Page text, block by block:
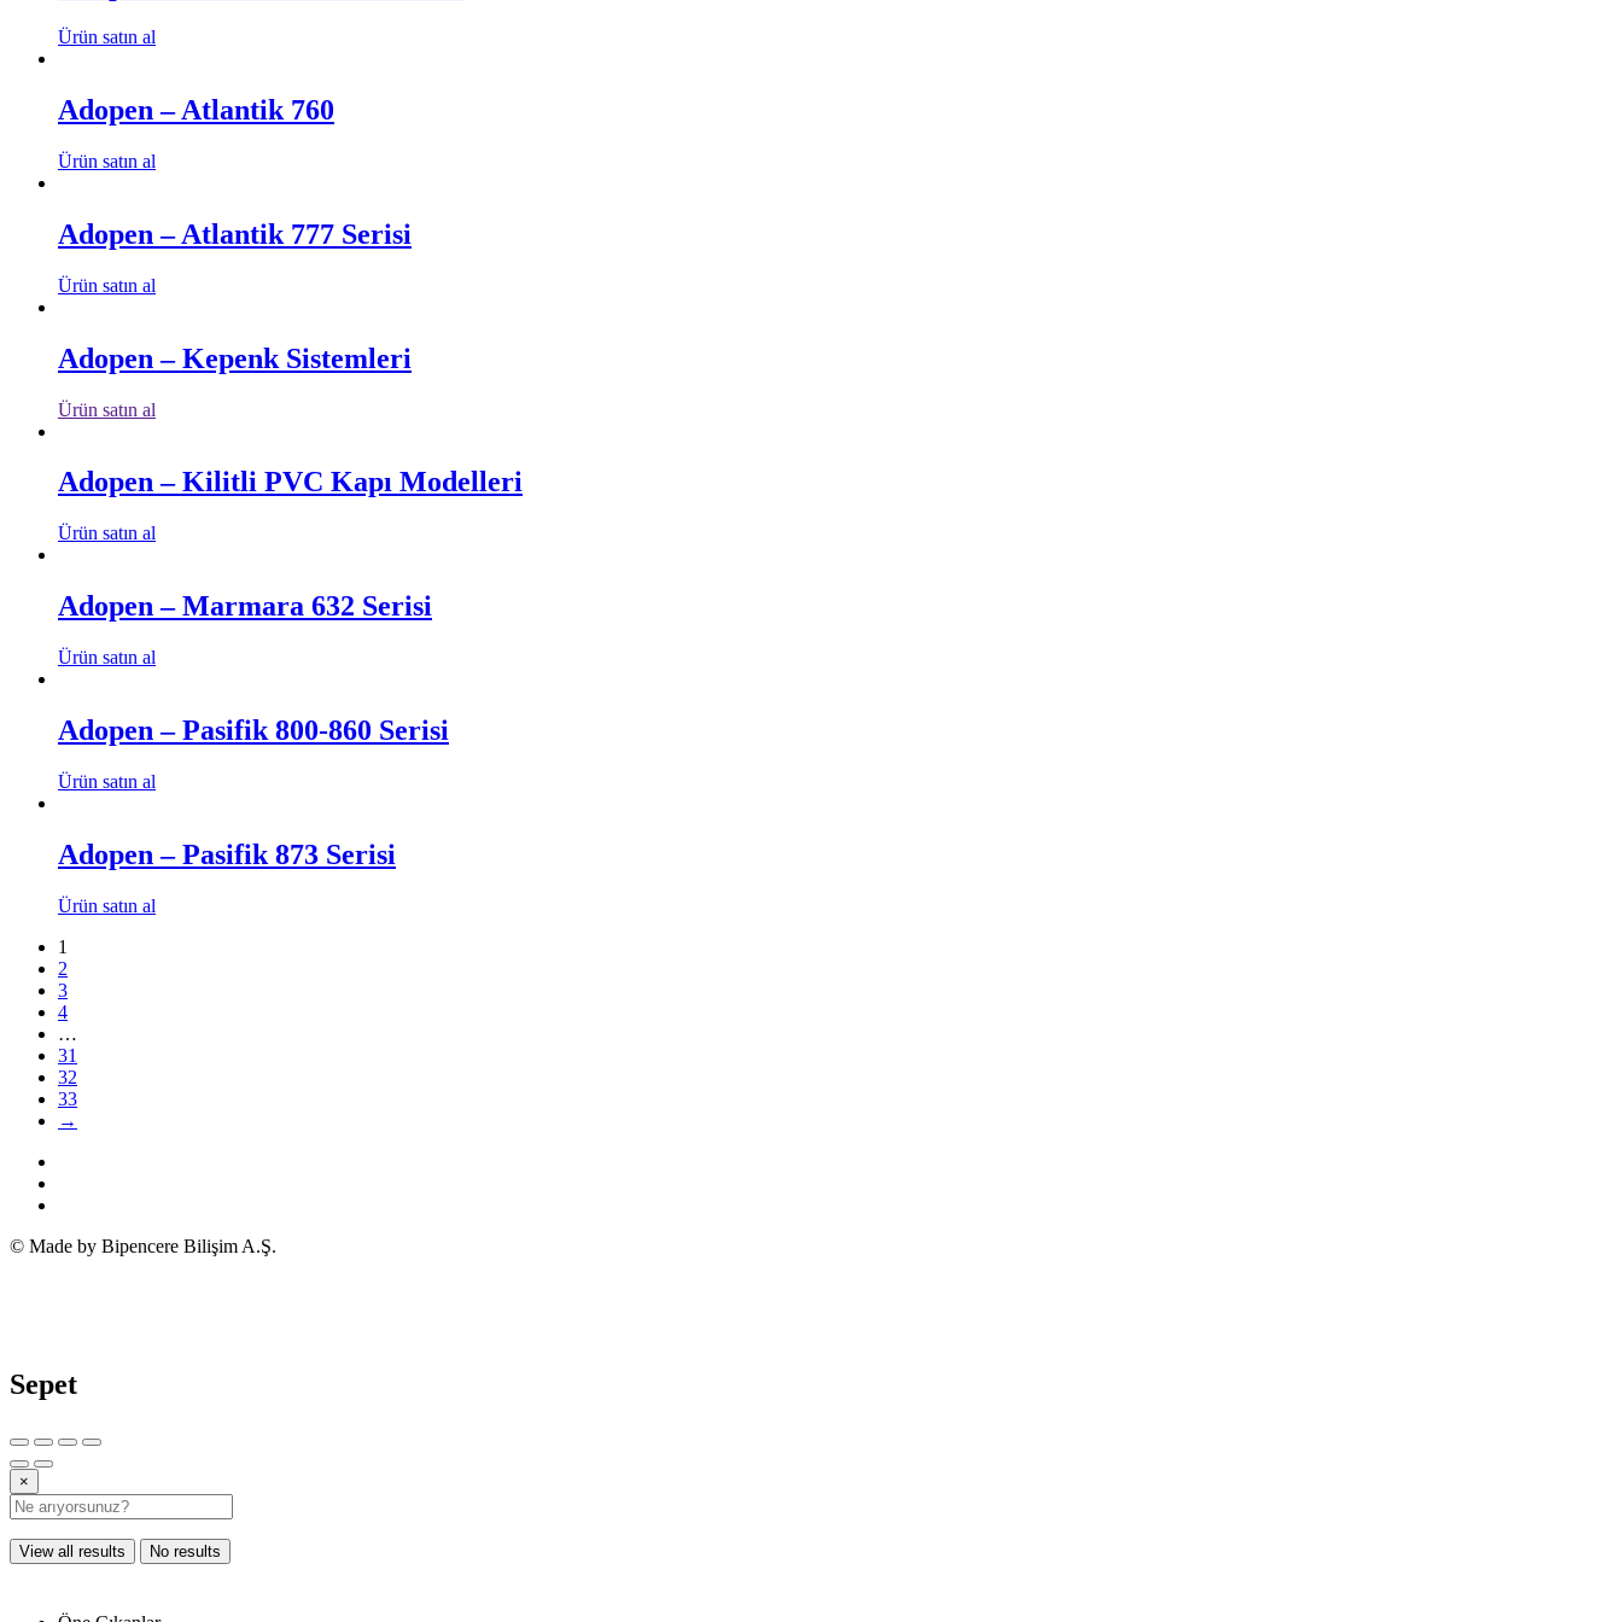
Ürün satın al
Adopen – Atlantik 760
Ürün satın al
Adopen – Atlantik 777 Serisi
Ürün satın al
Adopen – Kepenk Sistemleri
Ürün satın al
Adopen – Kilitli PVC Kapı Modelleri
Ürün satın al
Adopen – Marmara 632 Serisi
Ürün satın al
Adopen – Pasifik 800-860 Serisi
Ürün satın al
Adopen – Pasifik 873 Serisi
Ürün satın al
1
2
3
4
…
31
32
33
→
© Made by Bipencere Bilişim A.Ş.
Sepet
×
View all results No results